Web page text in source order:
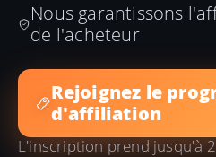
Nous garantissons
de l'acheteur
Rejoignez le
d'affiliation
L'inscription prend jusqu'à